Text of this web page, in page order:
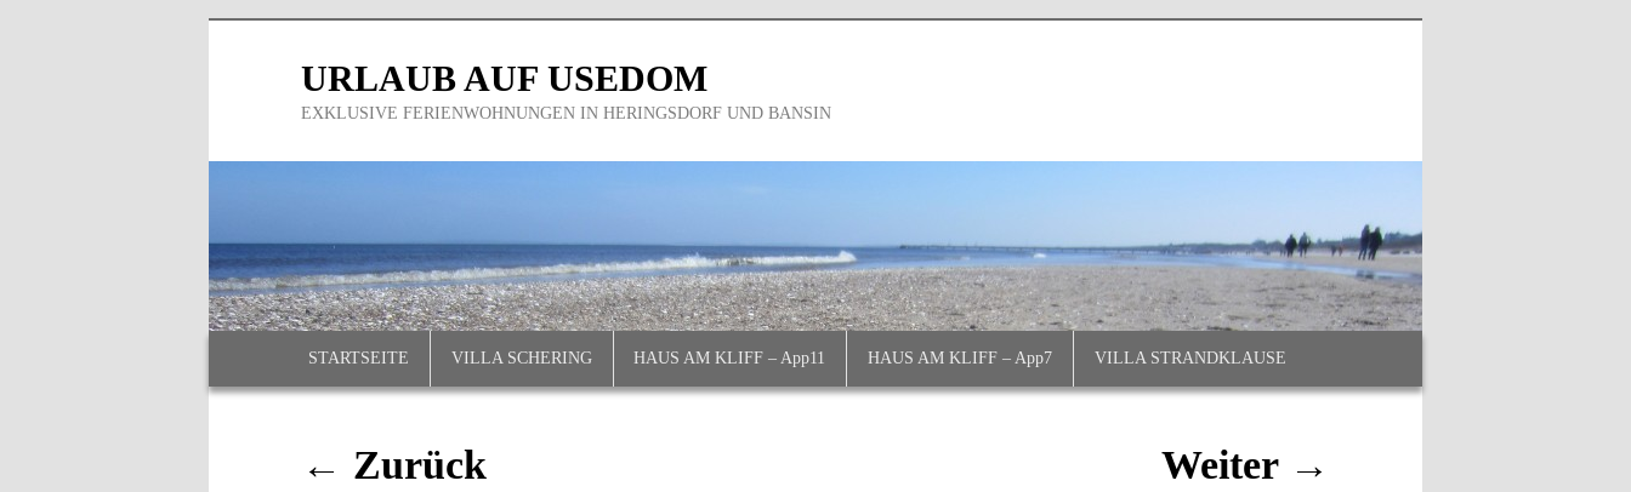
URLAUB AUF USEDOM
EXKLUSIVE FERIENWOHNUNGEN IN HERINGSDORF UND BANSIN
STARTSEITE VILLA SCHERING HAUS AM KLIFF – App11 HAUS AM KLIFF – App7 VILLA STRANDKLAUSE
Navigation
← Zurück Weiter →